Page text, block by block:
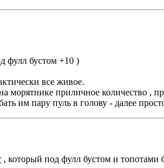
фулл бустом +10 )
все живое.
приличное количество ,
им пару пуль в голову - далее
, который под фулл бустом и топотами